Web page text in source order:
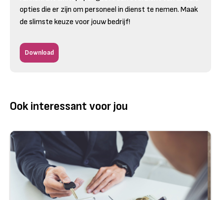
opties die er zijn om personeel in dienst te nemen. Maak
de slimste keuze voor jouw bedrijf!
Download
Ook interessant voor jou